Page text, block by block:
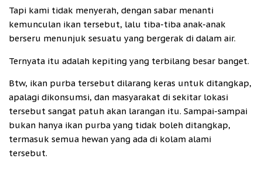
Tapi kami tidak menyerah, dengan sabar menanti
kemunculan ikan tersebut, lalu tiba-tiba anak-anak
berseru menunjuk sesuatu yang bergerak di dalam air.
Ternyata itu adalah kepiting yang terbilang besar banget.
Btw, ikan purba tersebut dilarang keras untuk ditangkap,
apalagi dikonsumsi, dan masyarakat di sekitar lokasi
tersebut sangat patuh akan larangan itu. Sampai-sampai
bukan hanya ikan purba yang tidak boleh ditangkap,
termasuk semua hewan yang ada di kolam alami
tersebut.